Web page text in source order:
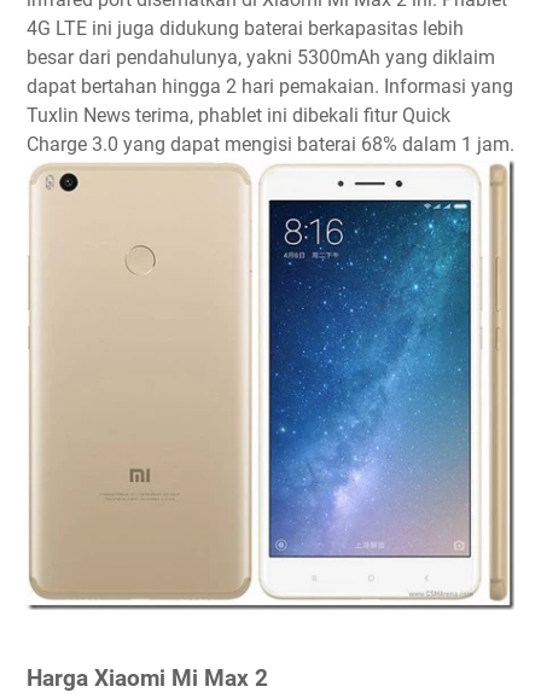
4G LTE ini juga didukung baterai berkapasitas lebih
besar dari pendahulunya, yakni 5300mAh yang diklaim
dapat bertahan hingga 2 hari pemakaian. Informasi yang
Tuxlin News terima, phablet ini dibekali fitur Quick
Charge 3.0 yang dapat mengisi baterai 68% dalam 1 jam.
Harga Xiaomi Mi Max 2